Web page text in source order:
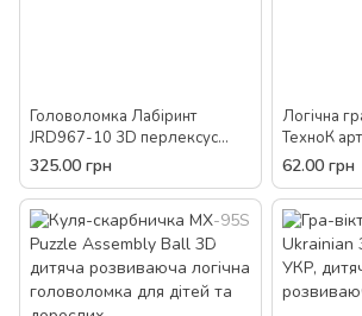
Головоломка Лабіринт
JRD967-10 3D перлексус
дитяча розвиваюча логічна
для дітей та дорослих
325.00 грн
Логічна
ТехноК
настільна
дорослих
62.00 грн